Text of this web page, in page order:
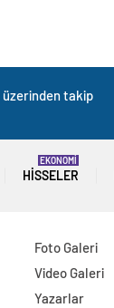
takip
HISSELER
EKONOMİ
Foto Galeri
Video Galeri
Yazarlar